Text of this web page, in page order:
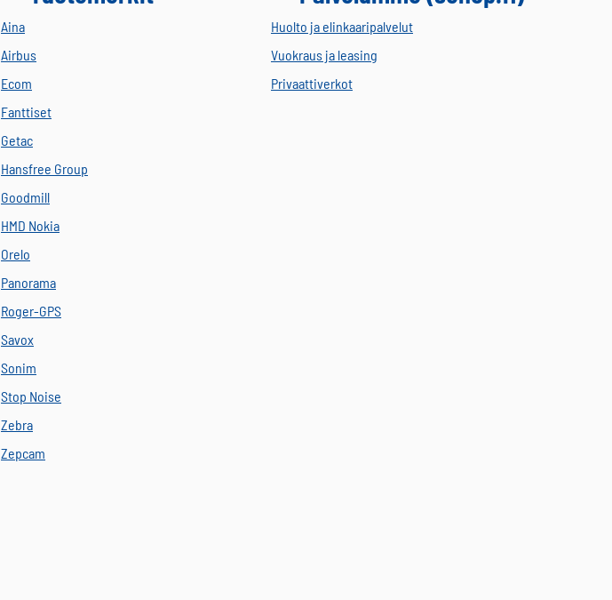
Aina
Airbus
Ecom
Fanttiset
Getac
Hansfree Group
Goodmill
HMD Nokia
Orelo
Panorama
Roger-GPS
Savox
Sonim
Stop Noise
Zebra
Zepcam
Huolto ja elinkaaripalvelut
Vuokraus ja leasing
Privaattiverkot